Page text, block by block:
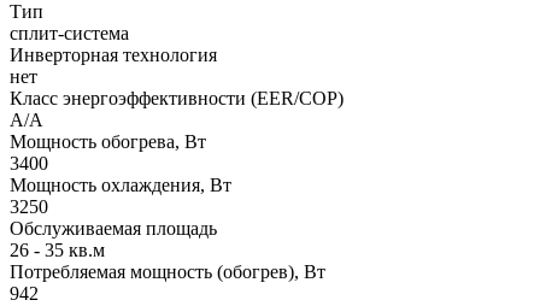
Тип
сплит-система
Инверторная технология
нет
Класс энергоэффективности (EER/COP)
A/A
Мощность обогрева, Вт
3400
Мощность охлаждения, Вт
3250
Обслуживаемая площадь
26 - 35 кв.м
Потребляемая мощность (обогрев), Вт
942